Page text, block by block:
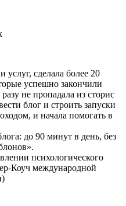
услуг, сделала более 20
успешно закончили
не пропадала из сторис
блог и строить запуски
и начала помогать в
до 90 минут в день, без
психологического
Коуч международной